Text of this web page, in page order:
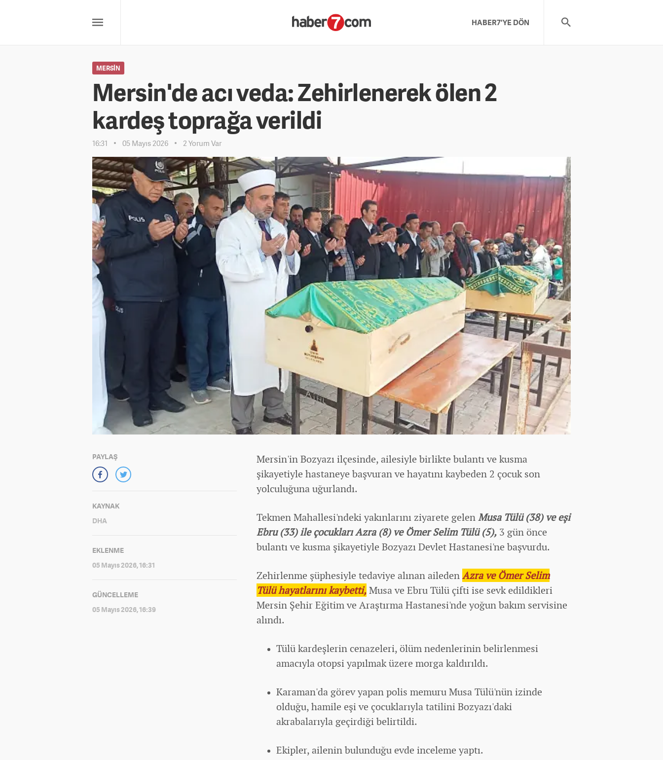
HABER7'YE DÖN
MERSIN
Mersin'de acı veda: Zehirlenerek ölen 2
kardeş toprağa verildi
16:31 05 Mayıs 2026 2 Yorum Var
PAYLAŞ
KAYNAK
DHA
EKLENME
05 Mayıs 2026, 16:31
GÜNCELLEME
05 Mayıs 2026, 16:39
Mersin'in Bozyazı ilçesinde, ailesiyle birlikte bulantı ve kusma
şikayetiyle hastaneye başvuran ve hayatını kaybeden 2 çocuk son
yolculuğuna uğurlandı.
Tekmen Mahallesi'ndeki yakınlarını ziyarete gelenMusa Tülü (38) ve eşi
Ebru (33) ile çocukları Azra (8) ve Ömer Selim Tülü (5), 3 gün önce
bulantı ve kusma şikayetiyle Bozyazı Devlet Hastanesi'ne başvurdu.
Zehirlenme şüphesiyle tedaviye alınan ailedenAzra ve Ömer Selim
Tülü hayatlarını kaybetti,Musa ve Ebru Tülü çifti ise sevk edildikleri
Mersin Şehir Eğitim ve Araştırma Hastanesi'nde yoğun bakım servisine
alındı.
Tülü kardeşlerin cenazeleri, ölüm nedenlerinin belirlenmesi
amacıyla otopsi yapılmak üzere morga kaldırıldı.
Karaman'da görev yapan polis memuru Musa Tülü'nün izinde
olduğu, hamile eşi ve çocuklarıyla tatilini Bozyazı'daki
akrabalarıyla geçirdiği belirtildi.
Ekipler, ailenin bulunduğu evde inceleme yaptı.